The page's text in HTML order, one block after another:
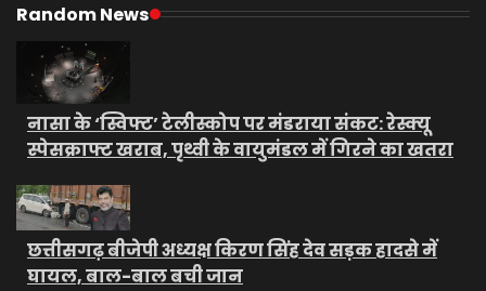
Random News
नासा के ‘स्विफ्ट’ टेलीस्कोप पर मंडराया संकट: रेस्क्यू
स्पेसक्राफ्ट खराब, पृथ्वी के वायुमंडल में गिरने का खतरा
छत्तीसगढ़ बीजेपी अध्यक्ष किरण सिंह देव सड़क हादसे में
घायल, बाल-बाल बची जान